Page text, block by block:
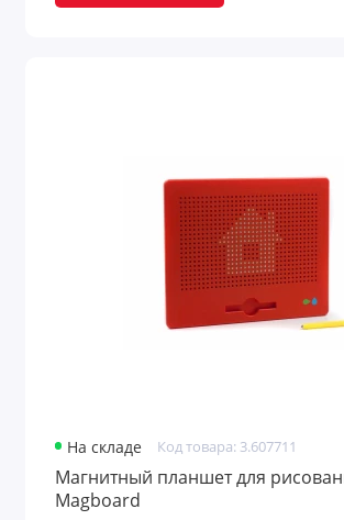
Для творчества и хобби
Для учебы и творчества
Для финансистов
Для энергетиков
Женские портмоне
На складе Код товара: 3.607711
Магнитный планшет для
Magboard